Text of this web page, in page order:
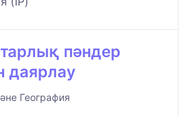
пәндер
даярлау
География